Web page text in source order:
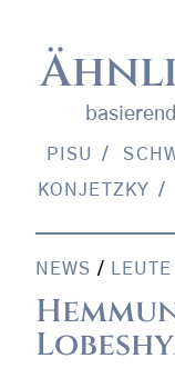
PISU
KONJETZKY
NEWS / LEUTE